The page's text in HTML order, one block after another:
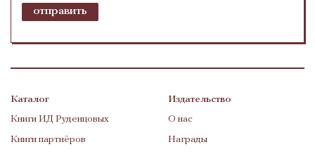
Каталог
Книги ИД Руденцовых
Книги партнёров
Издательство
О нас
Награды